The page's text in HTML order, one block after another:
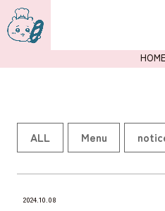
詳しく
HOME
ALL Menu
2024.10.08